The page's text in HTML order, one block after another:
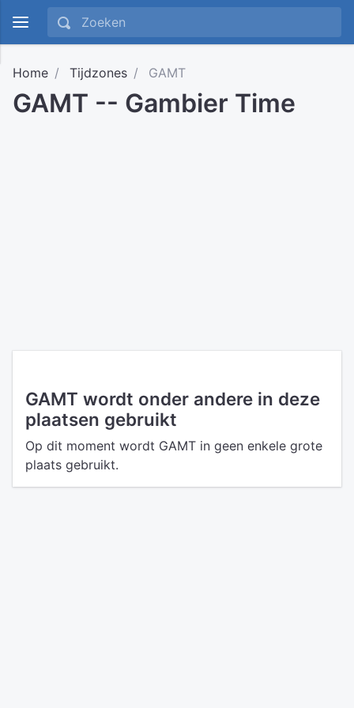
Home Tijdzones GAMT
GAMT -- Gambier Time
GAMT wordt onder andere in deze
plaatsen gebruikt
Op dit moment wordt GAMT in geen enkele grote
plaats gebruikt.